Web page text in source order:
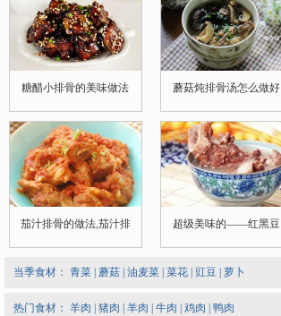
糖醋小排骨的美味做法 蘑菇炖排骨汤怎么做好
茄汁排骨的做法,茄汁排 超级美味的——红黑豆
当季食材： 青菜 蘑菇 油麦菜 菜花 豇豆 萝卜
热门食材： 羊肉 猪肉 羊肉 牛肉 鸡肉 鸭肉